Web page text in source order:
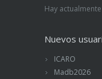
Hay
Nuevos
ICARO
Madb2026